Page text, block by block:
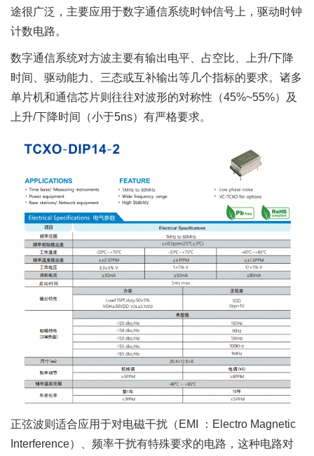
途很广泛，主要应用于数字通信系统时钟信号上，驱动时钟
计数电路。
数字通信系统对方波主要有输出电平、占空比、上升/下降
时间、驱动能力、三态或互补输出等几个指标的要求。诸多
单片机和通信芯片则往往对波形的对称性（45%~55%）及
上升/下降时间（小于5ns）有严格要求。
正弦波则适合应用于对电磁干扰（EMI ：Electro Magnetic
Interference）、频率干扰有特殊要求的电路，这种电路对